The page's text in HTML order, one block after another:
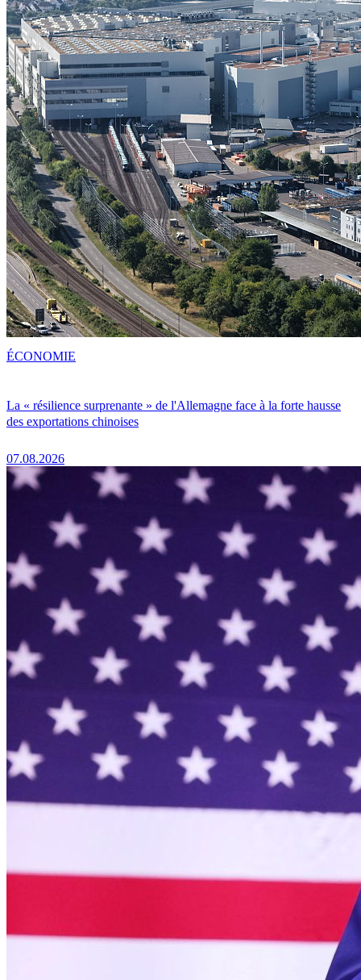
La « résilience surprenante » de l'Allemagne face à la forte hausse
des exportations chinoises
07.08.2026
ÉCONOMIE